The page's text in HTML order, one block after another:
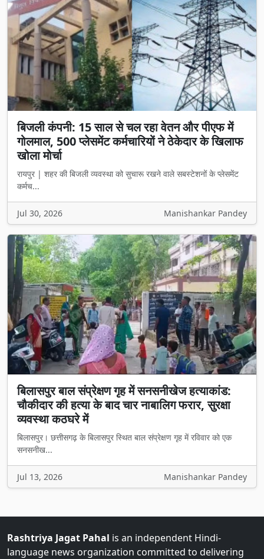
बिजली कंपनी: 15 साल से चल रहा वेतन और पीएफ में
गोलमाल, 500 प्लेसमेंट कर्मचारियों ने ठेकेदार के खिलाफ
खोला मोर्चा
रायपुर | शहर की बिजली व्यवस्था को सुचारू रखने वाले सबस्टेशनों के प्लेसमेंट
कर्मच...
Jul 30, 2026 Manishankar Pandey
बिलासपुर बाल संप्रेक्षण गृह में सनसनीखेज हत्याकांड:
चौकीदार की हत्या के बाद चार नाबालिग फरार, सुरक्षा
व्यवस्था कठघरे में
बिलासपुर। छत्तीसगढ़ के बिलासपुर स्थित बाल संप्रेक्षण गृह में रविवार को एक
सनसनीख...
Jul 13, 2026 Manishankar Pandey
Rashtriya Jagat Pahal is an independent Hindi-
language news organization committed to delivering